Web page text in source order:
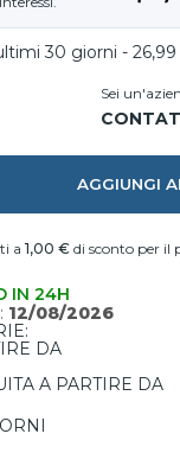
30 giorni -
Sei
AGGIUNGI
a 1,00 € di sconto per il
IN 24H
12/08/2026
DA
A PARTIRE DA